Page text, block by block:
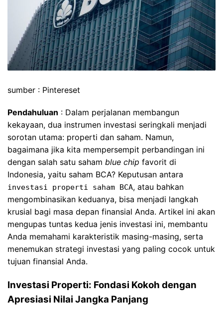
sumber : Pintereset
Pendahuluan : Dalam perjalanan membangun
kekayaan, dua instrumen investasi seringkali menjadi
sorotan utama: properti dan saham. Namun,
bagaimana jika kita mempersempit perbandingan ini
dengan salah satu saham blue chip favorit di
Indonesia, yaitu saham BCA? Keputusan antara
investasi properti saham BCA, atau bahkan
mengombinasikan keduanya, bisa menjadi langkah
krusial bagi masa depan finansial Anda. Artikel ini akan
mengupas tuntas kedua jenis investasi ini, membantu
Anda memahami karakteristik masing-masing, serta
menemukan strategi investasi yang paling cocok untuk
tujuan finansial Anda.
Investasi Properti: Fondasi Kokoh dengan
Apresiasi Nilai Jangka Panjang